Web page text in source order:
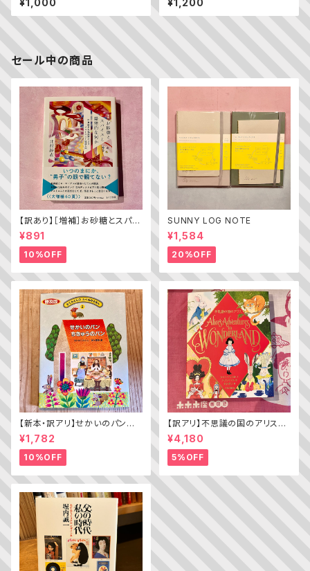
¥1,000 ¥1,200
セール中の商品
【訳あり】［増補］お砂糖とスパイ
スと爆発的な何か ——不真面
目な批評家によるフェミニスト批
評入門
¥891
10%OFF
SUNNY LOG NOTE
¥1,584
20%OFF
【新本・訳アリ】せかいのパン
ちきゅうのパン（普及版 かこさ
¥1,782
10%OFF
【訳アリ】不思議の国のアリス（A
lice’s Adventures in WOND
ERLAND）
¥4,180
5%OFF